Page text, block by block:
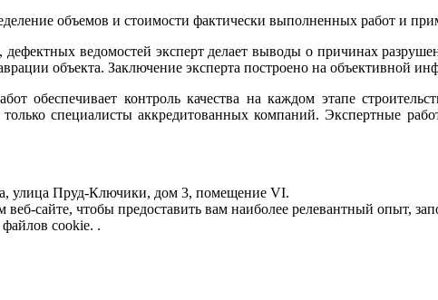
объемов и стоимости фактически выполненных работ и
дефектных ведомостей эксперт делает выводы о причинах
объекта. Заключение эксперта построено на объективной
обеспечивает контроль качества на каждом этапе
специалисты аккредитованных компаний. Экспертные
улица Пруд-Ключики, дом 3, помещение VI.
сайте, чтобы предоставить вам наиболее релевантный опыт,
cookie. .